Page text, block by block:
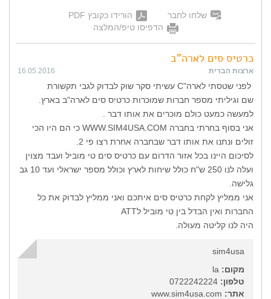
שלחו לחבר
הורידו כקובץ PDF
הדפיסו טיפ/המלצה
כרטיס סים לארה"ב
ארצות הברית 16.05.2016
לפני שטסתי לארה"C עשיתי סקר שוק לבדוק לגבי תקשורת
שם וגיליתי מספר חברות שמוכרות כרטיס סים לארה"ב בארץ.
למעשה כמעט כולם מוכרים את אותו דבר .
אני בסוף בחרתי בחברה WWW.SIM4USA.COM כי הם היו הכי
זולים ונתנו את אותו דבר שבחברה אחרת רצו פי 2.
לסיכום היינו בכל אזור הדרום עם כרטיס סים טי מוביל ועבד מצוין
ועלה לנו 250 ש"ח כולל שיחות לארץ וכולל מספר ישראלי ועד 10 גב
גלישה.
אני ממליץ לקחת כרטיס סים איתכם ואני ממליץ לבדוק את כל
החברות ואין הבדל בין טי מוביל לATT
היה לנו קליטה מעולה.
sim4usa
מקום:
טלפון:
אתר: